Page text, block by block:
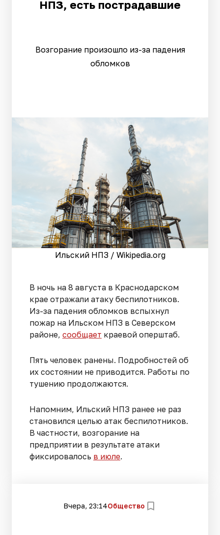
НПЗ, есть пострадавшие
Возгорание произошло из-за падения
обломков
Ильский НПЗ / Wikipedia.org
В ночь на 8 августа в Краснодарском
крае отражали атаку беспилотников.
Из-за падения обломков вспыхнул
пожар на Ильском НПЗ в Северском
районе, сообщает краевой оперштаб.
Пять человек ранены. Подробностей об
их состоянии не приводится. Работы по
тушению продолжаются.
Напомним, Ильский НПЗ ранее не раз
становился целью атак беспилотников.
В частности, возгорание на
предприятии в результате атаки
фиксировалось в июле.
Вчера, 23:14Общество